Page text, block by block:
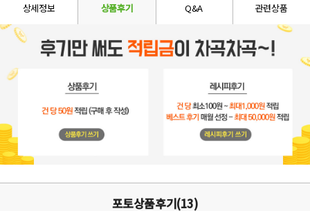
상세정보 상품후기 Q&A 관련상품
포토상품후기(13)